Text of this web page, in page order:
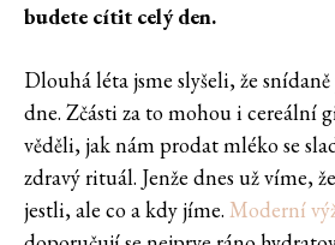
budete cítit celý den.
Dlouhá léta jsme slyšeli, že
dne. Zčásti za to mohou i cereální
věděli, jak nám prodat mléko se
zdravý rituál. Jenže dnes už víme,
jestli, ale co a kdy jíme. Moderní